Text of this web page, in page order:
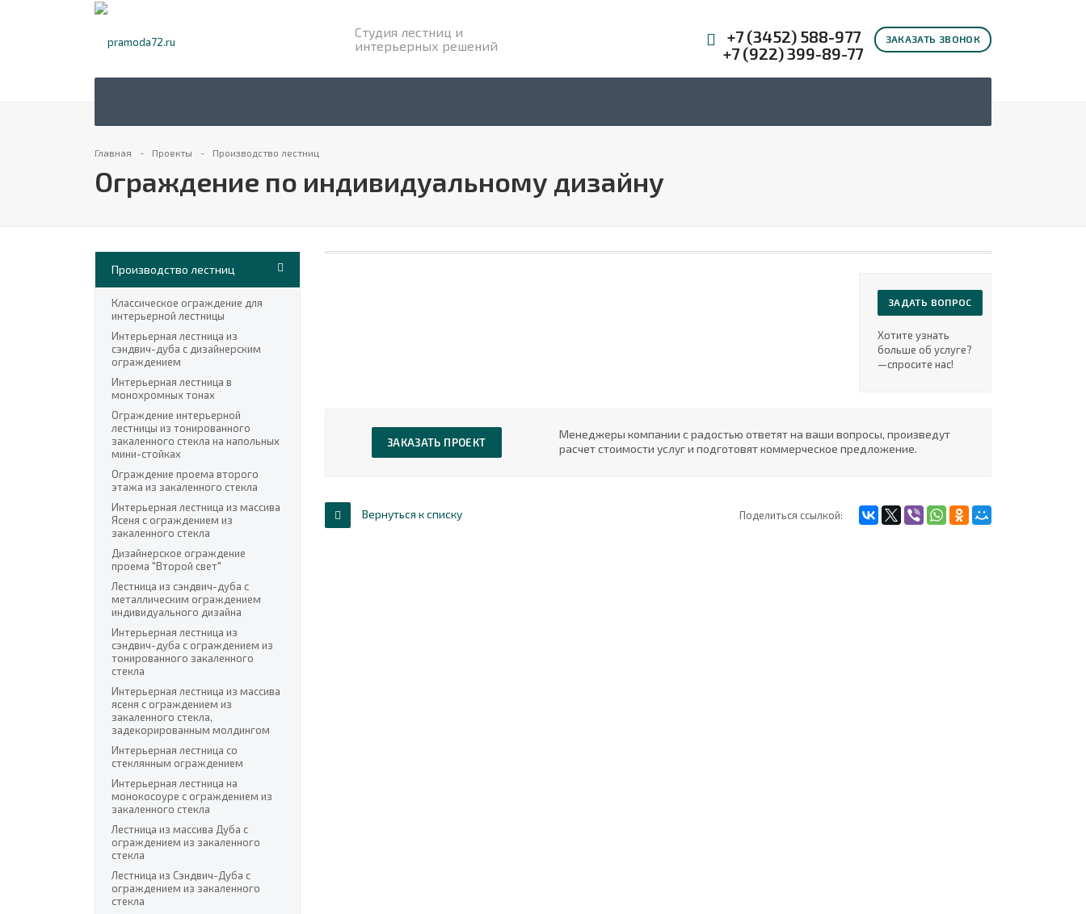
Студия лестниц и
интерьерных решений
ЗАКАЗАТЬ ЗВОНОК
+7 (3452) 588-977
+7 (922) 399-89-77
Главная Проекты Производство лестниц
Ограждение по индивидуальному дизайну
Производство лестниц
Классическое ограждение для
интерьерной лестницы
Интерьерная лестница из
сэндвич-дуба с дизайнерским
ограждением
Интерьерная лестница в
монохромных тонах
Ограждение интерьерной
лестницы из тонированного
закаленного стекла на напольных
мини-стойках
Ограждение проема второго
этажа из закаленного стекла
Интерьерная лестница из массива
Ясеня с ограждением из
закаленного стекла
Дизайнерское ограждение
проема "Второй свет"
Лестница из сэндвич-дуба с
металлическим ограждением
индивидуального дизайна
Интерьерная лестница из
сэндвич-дуба с ограждением из
тонированного закаленного
стекла
Интерьерная лестница из массива
ясеня с ограждением из
закаленного стекла,
задекорированным молдингом
Интерьерная лестница со
стеклянным ограждением
Интерьерная лестница на
монокосоуре с ограждением из
закаленного стекла
Лестница из массива Дуба с
ограждением из закаленного
стекла
Лестница из Сэндвич-Дуба с
ограждением из закаленного
стекла
ЗАДАТЬ ВОПРОС
Хотите узнать
больше об услуге?
—cпросите нас!
ЗАКАЗАТЬ ПРОЕКТ
Менеджеры компании с радостью ответят на ваши вопросы, произведут
расчет стоимости услуг и подготовят коммерческое предложение.
Поделиться ссылкой:
Вернуться к списку